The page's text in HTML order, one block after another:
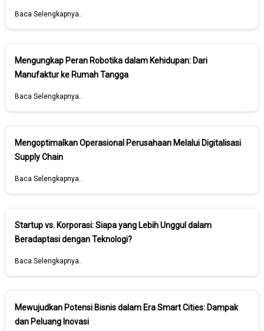
Baca Selengkapnya..
Mengungkap Peran Robotika dalam Kehidupan: Dari
Manufaktur ke Rumah Tangga
Baca Selengkapnya..
Mengoptimalkan Operasional Perusahaan Melalui Digitalisasi
Supply Chain
Baca Selengkapnya..
Startup vs. Korporasi: Siapa yang Lebih Unggul dalam
Beradaptasi dengan Teknologi?
Baca Selengkapnya..
Mewujudkan Potensi Bisnis dalam Era Smart Cities: Dampak
dan Peluang Inovasi